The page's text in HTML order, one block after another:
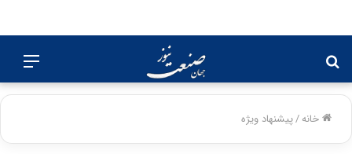
برای
خانه/پیشنهاد ویژه